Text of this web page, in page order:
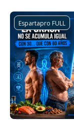
Espartapro FULL